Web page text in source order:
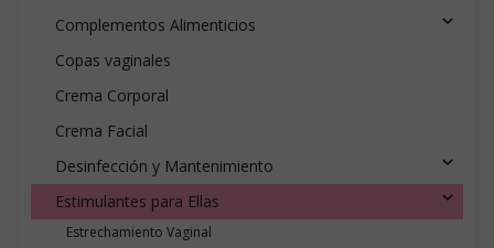
Complementos Alimenticios
Copas vaginales
Crema Corporal
Crema Facial
Desinfección y Mantenimiento
Estimulantes para Ellas
Estrechamiento Vaginal